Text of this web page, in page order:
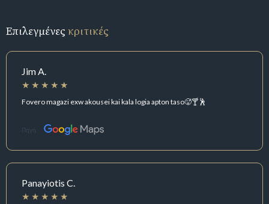
Επιλεγμένεςκριτικές
Jim A.
Fovero magazi exw akousei kai kala logia apton taso🥵🍸🕺
Πηγή:
Panayiotis C.